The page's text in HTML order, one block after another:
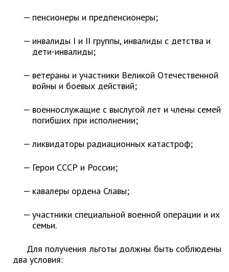
март 2025 г.
февраль 2025 г.
январь 2025 г.
Администрация
Глава МО г. Партизанск
Заместители главы администрации
Управления
Финансовое управление
О финансовом управлении
Управление экономики и
пенсионеры и предпенсионеры;
инвалиды I и II группы, инвалиды с детства и
дети-инвалиды;
ветераны и участники Великой Отечественной
войны и боевых действий;
военнослужащие с выслугой лет и члены семей
погибших при исполнении;
ликвидаторы радиационных катастроф;
Герои СССР и России;
кавалеры ордена Славы;
участники специальной военной операции и их
семьи.
Для получения льготы должны быть соблюдены
два условия: